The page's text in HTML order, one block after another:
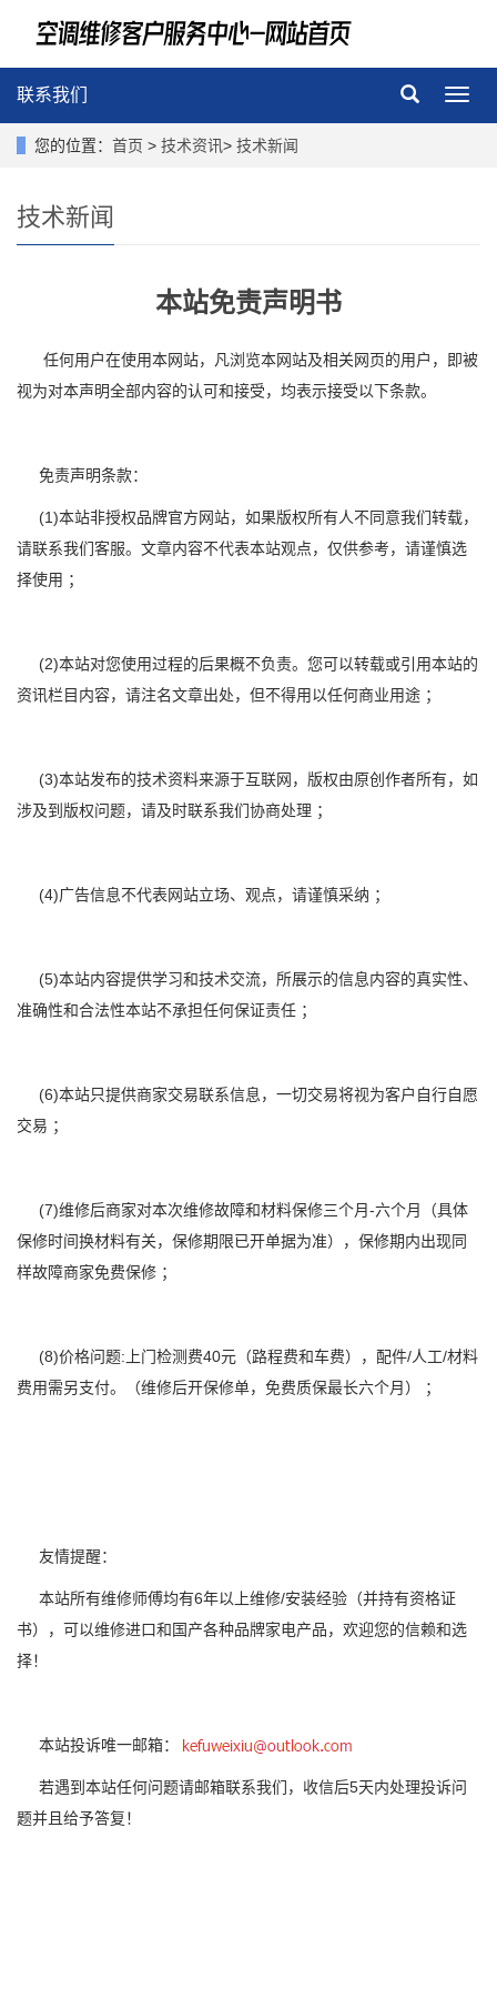
导
联系我们
您的位置： 首页 > 技术资讯> 技术新闻
技术新闻
本站免责声明书
任何用户在使用本网站，凡浏览本网站及相关网页的用户，即被
视为对本声明全部内容的认可和接受，均表示接受以下条款。
免责声明条款：
(1)本站非授权品牌官方网站，如果版权所有人不同意我们转载，
请联系我们客服。文章内容不代表本站观点，仅供参考，请谨慎选
择使用 ；
(2)本站对您使用过程的后果概不负责。您可以转载或引用本站的
资讯栏目内容，请注名文章出处，但不得用以任何商业用途 ；
(3)本站发布的技术资料来源于互联网，版权由原创作者所有，如
涉及到版权问题，请及时联系我们协商处理 ；
(4)广告信息不代表网站立场、观点，请谨慎采纳 ；
(5)本站内容提供学习和技术交流，所展示的信息内容的真实性、
准确性和合法性本站不承担任何保证责任 ；
(6)本站只提供商家交易联系信息，一切交易将视为客户自行自愿
交易 ；
(7)维修后商家对本次维修故障和材料保修三个月-六个月（具体
保修时间换材料有关，保修期限已开单据为准），保修期内出现同
样故障商家免费保修 ；
(8)价格问题:上门检测费40元（路程费和车费），配件/人工/材料
费用需另支付。（维修后开保修单，免费质保最长六个月） ；
友情提醒：
本站所有维修师傅均有6年以上维修/安装经验（并持有资格证
书），可以维修进口和国产各种品牌家电产品，欢迎您的信赖和选
择！
本站投诉唯一邮箱：
若遇到本站任何问题请邮箱联系我们，收信后5天内处理投诉问
题并且给予答复！